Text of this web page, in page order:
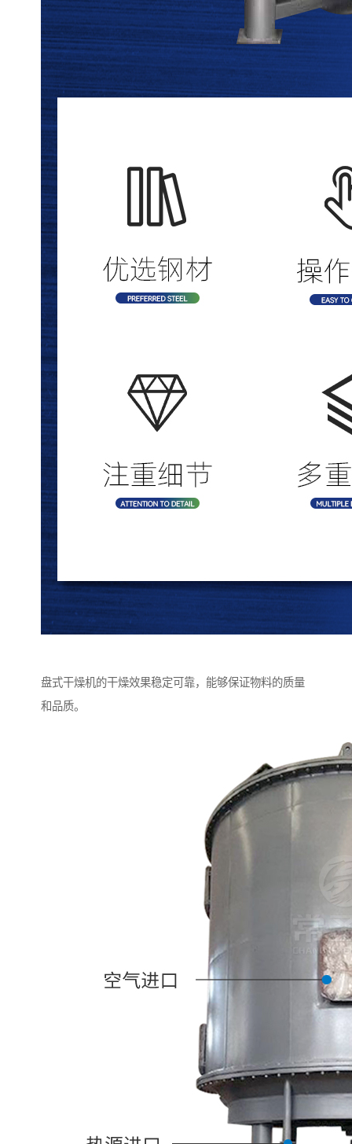
盘式干燥机的干燥效果稳定可靠，能够保证物料的质量
和品质。